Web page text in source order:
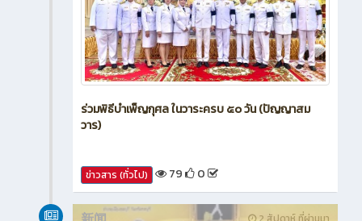
ร่วมพิธีบำเพ็ญกุศล ในวาระครบ ๕๐ วัน (ปัญญาสม
ข่าวสาร (ทั่วไป) 79 0